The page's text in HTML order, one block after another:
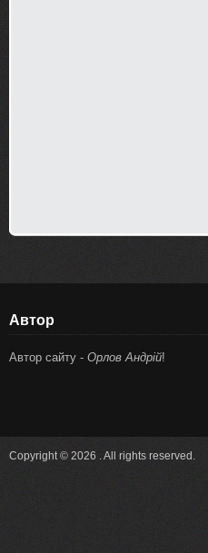
Автор
Автор сайту - Орлов Андрій!
Copyright © 2026 . All rights reserved.